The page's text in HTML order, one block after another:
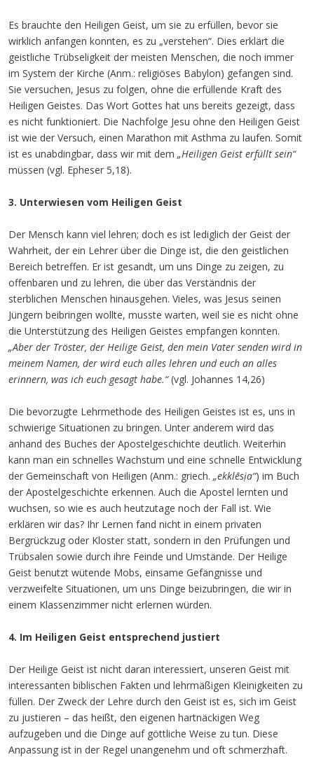
Es brauchte den Heiligen Geist, um sie zu erfüllen, bevor sie
wirklich anfangen konnten, es zu „verstehen“. Dies erklärt die
geistliche Trübseligkeit der meisten Menschen, die noch immer
im System der Kirche (Anm.: religiöses Babylon) gefangen sind.
Sie versuchen, Jesus zu folgen, ohne die erfüllende Kraft des
Heiligen Geistes. Das Wort Gottes hat uns bereits gezeigt, dass
es nicht funktioniert. Die Nachfolge Jesu ohne den Heiligen Geist
ist wie der Versuch, einen Marathon mit Asthma zu laufen. Somit
ist es unabdingbar, dass wir mit dem „Heiligen Geist erfüllt sein“
müssen (vgl. Epheser 5,18).
3. Unterwiesen vom Heiligen Geist
Der Mensch kann viel lehren; doch es ist lediglich der Geist der
Wahrheit, der ein Lehrer über die Dinge ist, die den geistlichen
Bereich betreffen. Er ist gesandt, um uns Dinge zu zeigen, zu
offenbaren und zu lehren, die über das Verständnis der
sterblichen Menschen hinausgehen. Vieles, was Jesus seinen
Jüngern beibringen wollte, musste warten, weil sie es nicht ohne
die Unterstützung des Heiligen Geistes empfangen konnten.
„Aber der Tröster, der Heilige Geist, den mein Vater senden wird in
meinem Namen, der wird euch alles lehren und euch an alles
erinnern, was ich euch gesagt habe.“(vgl. Johannes 14,26)
Die bevorzugte Lehrmethode des Heiligen Geistes ist es, uns in
schwierige Situationen zu bringen. Unter anderem wird das
anhand des Buches der Apostelgeschichte deutlich. Weiterhin
kann man ein schnelles Wachstum und eine schnelle Entwicklung
der Gemeinschaft von Heiligen (Anm.: griech. „ekklēsịa“) im Buch
der Apostelgeschichte erkennen. Auch die Apostel lernten und
wuchsen, so wie es auch heutzutage noch der Fall ist. Wie
erklären wir das? Ihr Lernen fand nicht in einem privaten
Bergrückzug oder Kloster statt, sondern in den Prüfungen und
Trübsalen sowie durch ihre Feinde und Umstände. Der Heilige
Geist benutzt wütende Mobs, einsame Gefängnisse und
verzweifelte Situationen, um uns Dinge beizubringen, die wir in
einem Klassenzimmer nicht erlernen würden.
4. Im Heiligen Geist entsprechend justiert
Der Heilige Geist ist nicht daran interessiert, unseren Geist mit
interessanten biblischen Fakten und lehrmäßigen Kleinigkeiten zu
füllen. Der Zweck der Lehre durch den Geist ist es, sich im Geist
zu justieren – das heißt, den eigenen hartnäckigen Weg
aufzugeben und die Dinge auf göttliche Weise zu tun. Diese
Anpassung ist in der Regel unangenehm und oft schmerzhaft.